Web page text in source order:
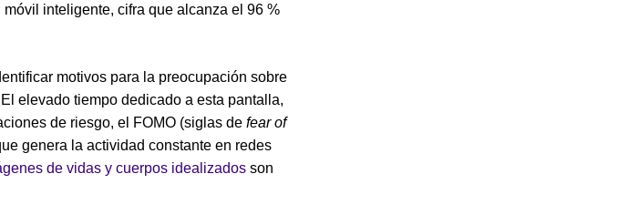
inteligente, cifra que alcanza el 96 %
motivos para la preocupación sobre
elevado tiempo dedicado a esta pantalla,
de riesgo, el FOMO (siglas de fear of
genera la actividad constante en redes
de vidas y cuerpos idealizados son